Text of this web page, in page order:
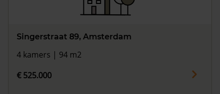
Singerstraat 89, Amsterdam
4 kamers | 94 m2
€ 525.000